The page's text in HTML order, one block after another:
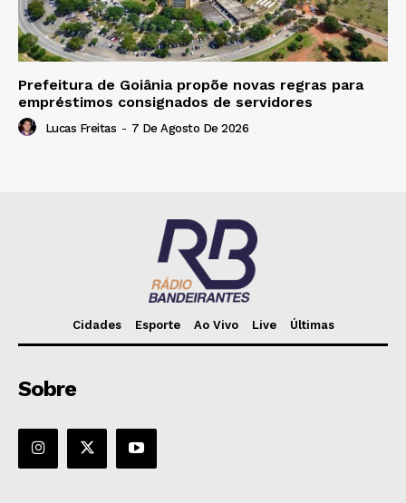
Prefeitura de Goiânia propõe novas regras para
empréstimos consignados de servidores
Lucas Freitas - 7 De Agosto De 2026
Cidades Esporte Ao Vivo Live Últimas
Sobre